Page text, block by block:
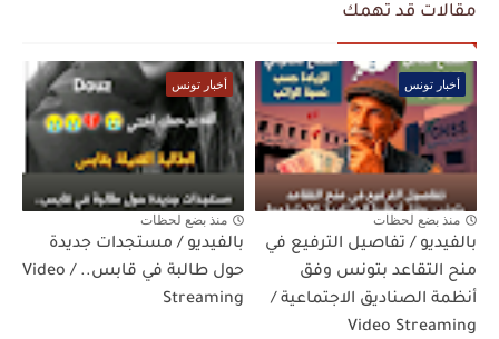
مقالات قد تهمك
أخبار تونس
منذ بضع لحظات
بالفيديو / تفاصيل الترفيع في
منح التقاعد بتونس وفق
أنظمة الصناديق الاجتماعية /
Video Streaming
أخبار تونس
منذ بضع لحظات
بالفيديو / مستجدات جديدة
حول طالبة في قابس.. / Video
Streaming